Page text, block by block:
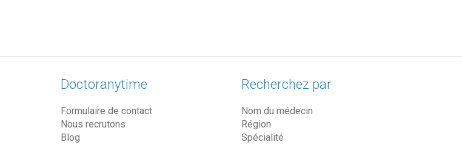
Doctoranytime
Formulaire de contact
Nous recrutons
Blog
Recherchez par
Nom du médecin
Région
Spécialité